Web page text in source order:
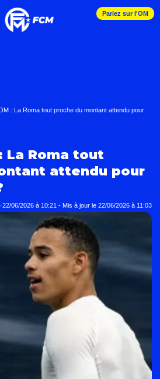
Pariez sur l'OM
: La Roma tout proche du montant attendu pour
La Roma tout
attendu pour
22/06/2026 à 10:21 - Mis à jour le 22/06/2026 à 11:03